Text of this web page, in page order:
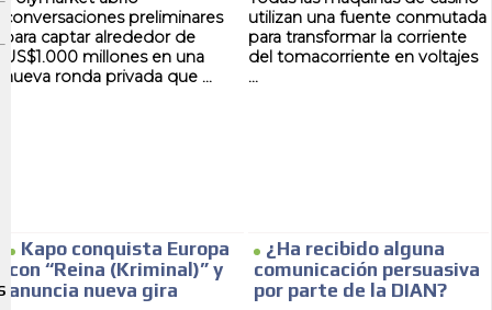
conversaciones preliminares
para captar alrededor de
US$1.000 millones en una
nueva ronda privada que ...
utilizan una fuente conmutada
para transformar la corriente
del tomacorriente en voltajes
...
Kapo conquista Europa
con “Reina (Kriminal)” y
anuncia nueva gira
¿Ha recibido alguna
comunicación persuasiva
por parte de la DIAN?